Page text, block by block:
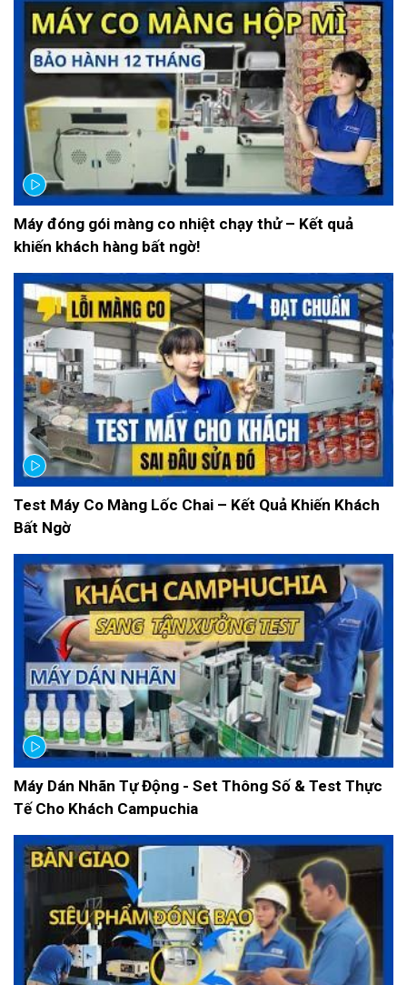
Máy đóng gói màng co nhiệt chạy thử – Kết quả
khiến khách hàng bất ngờ!
Test Máy Co Màng Lốc Chai – Kết Quả Khiến Khách
Bất Ngờ
Máy Dán Nhãn Tự Động - Set Thông Số & Test Thực
Tế Cho Khách Campuchia